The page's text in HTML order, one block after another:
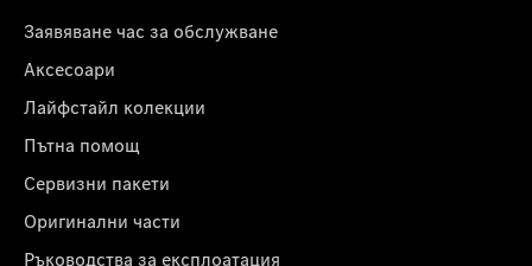
Заявяване час за обслужване
Аксесоари
Лайфстайл колекции
Пътна помощ
Сервизни пакети
Оригинални части
Ръководства за експлоатация